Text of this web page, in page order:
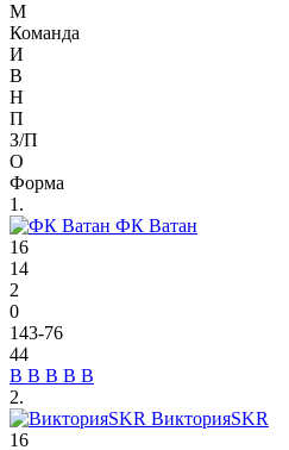
М
Команда
И
В
Н
П
З/П
О
Форма
1.
ФК Ватан
16
14
2
0
143-76
44
В В В В В
2.
ВикторияSKR
16